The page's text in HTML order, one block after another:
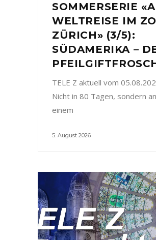
SOMMERSERIE
WELTREISE IM
ZÜRICH» (3/5):
SÜDAMERIKA –
TELE Z aktuell vom
Nicht in 80 Tagen, sondern an
einem
5. August 2026